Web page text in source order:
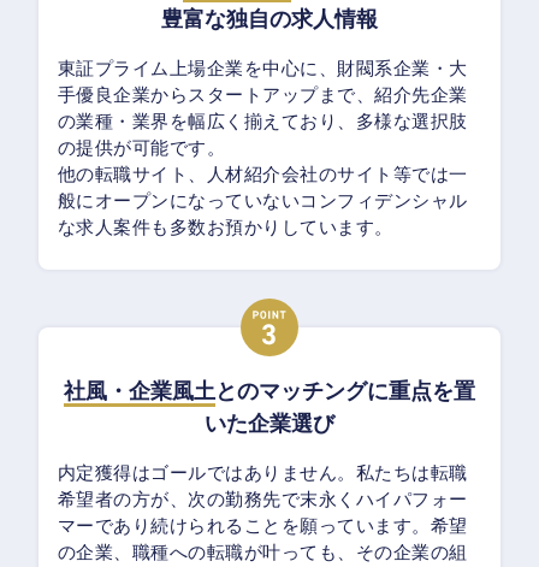
豊富な独自の求人情報
東証プライム上場企業を中心に、財閥系企業・大
手優良企業からスタートアップまで、紹介先企業
の業種・業界を幅広く揃えており、多様な選択肢
の提供が可能です。
他の転職サイト、人材紹介会社のサイト等では一
般にオープンになっていないコンフィデンシャル
な求人案件も多数お預かりしています。
社風・企業風土とのマッチングに重点を置
いた企業選び
内定獲得はゴールではありません。私たちは転職
希望者の方が、次の勤務先で末永くハイパフォー
マーであり続けられることを願っています。希望
の企業、職種への転職が叶っても、その企業の組